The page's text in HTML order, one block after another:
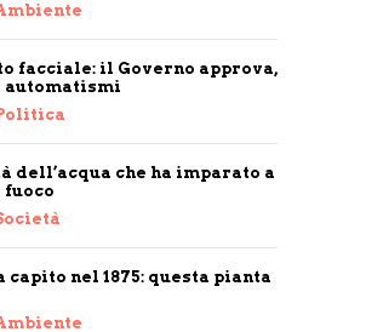
facciale: il Governo approva,
automatismi
dell’acqua che ha imparato a
capito nel 1875: questa pianta